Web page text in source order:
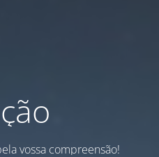
vossa compreensão!